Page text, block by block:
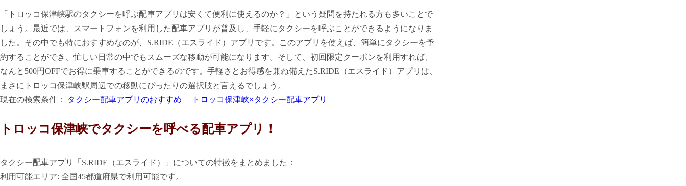
「トロッコ保津峡駅のタクシーを呼ぶ配車アプリは安くて便利に使えるのか？」という疑問を持たれる方も多いことで
しょう。最近では、スマートフォンを利用した配車アプリが普及し、手軽にタクシーを呼ぶことができるようになりま
した。その中でも特におすすめなのが、S.RIDE（エスライド）アプリです。このアプリを使えば、簡単にタクシーを予
約することができ、忙しい日常の中でもスムーズな移動が可能になります。そして、初回限定クーポンを利用すれば、
なんと500円OFFでお得に乗車することができるのです。手軽さとお得感を兼ね備えたS.RIDE（エスライド）アプリは、
まさにトロッコ保津峡駅周辺での移動にぴったりの選択肢と言えるでしょう。
現在の検索条件：
タクシー配車アプリのおすすめ トロッコ保津峡×タクシー配車アプリ
トロッコ保津峡でタクシーを呼べる配車アプリ！
タクシー配車アプリ「S.RIDE（エスライド）」についての特徴をまとめました：
利用可能エリア: 全国45都道府県で利用可能です。